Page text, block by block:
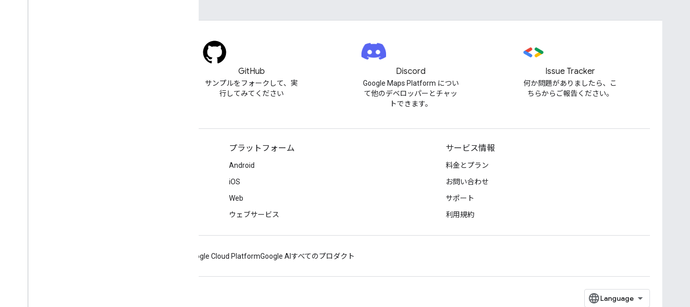
GitHub
サンプルをフォークして、実
行してみてください
Discord
Google Maps Platform につい
て他のデベロッパーとチャッ
トできます。
Issue Tracker
何か問題がありましたら、こ
ちらからご報告ください。
プラットフォーム
Android
iOS
Web
ウェブサービス
サービス情報
料金とプラン
お問い合わせ
サポート
利用規約
Google Cloud PlatformGoogle AI すべてのプロダクト